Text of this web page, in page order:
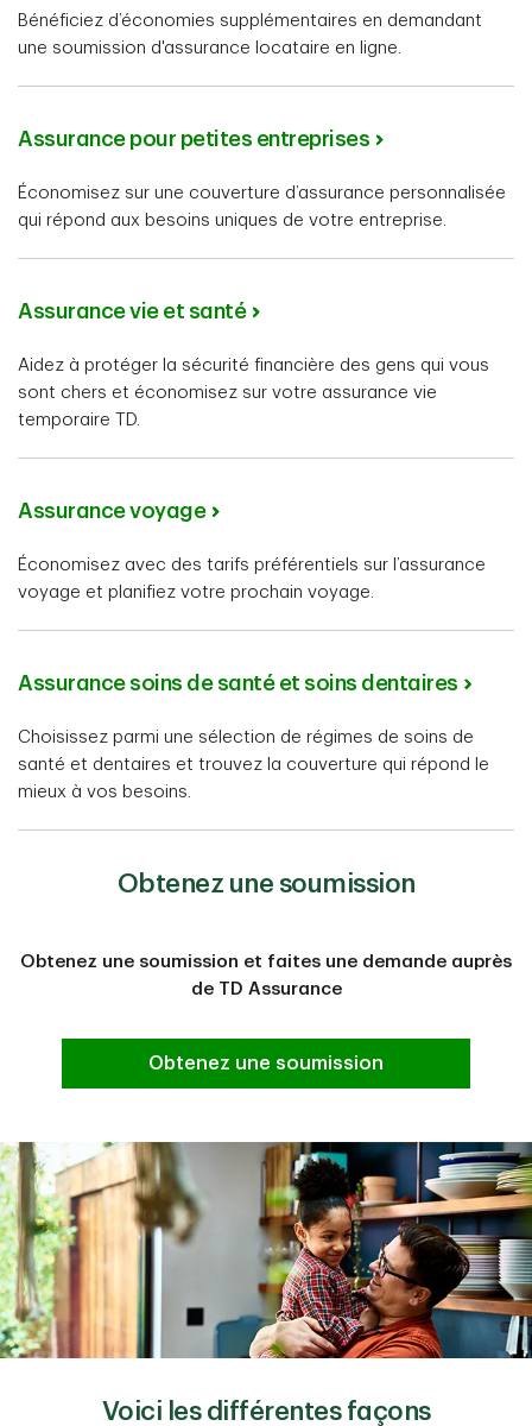
Bénéficiez d’économies supplémentaires en demandant
une soumission d'assurance locataire en ligne.
Assurance pour petites entreprises
Économisez sur une couverture d’assurance personnalisée
qui répond aux besoins uniques de votre entreprise.
Assurance vie et santé
Aidez à protéger la sécurité financière des gens qui vous
sont chers et économisez sur votre assurance vie
temporaire TD.
Assurance voyage
Économisez avec des tarifs préférentiels sur l’assurance
voyage et planifiez votre prochain voyage.
Assurance soins de santé et soins dentaires
Choisissez parmi une sélection de régimes de soins de
santé et dentaires et trouvez la couverture qui répond le
mieux à vos besoins.
Obtenez une soumission
Obtenez une soumission et faites une demande auprès
de TD Assurance
Obtenez une soumission
Voici les différentes façons